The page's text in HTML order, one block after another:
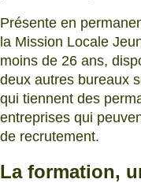
Présente en
la Mission Locale
moins de 26 ans,
deux autres bureaux
qui tiennent des
entreprises qui
de recrutement.
La formation,